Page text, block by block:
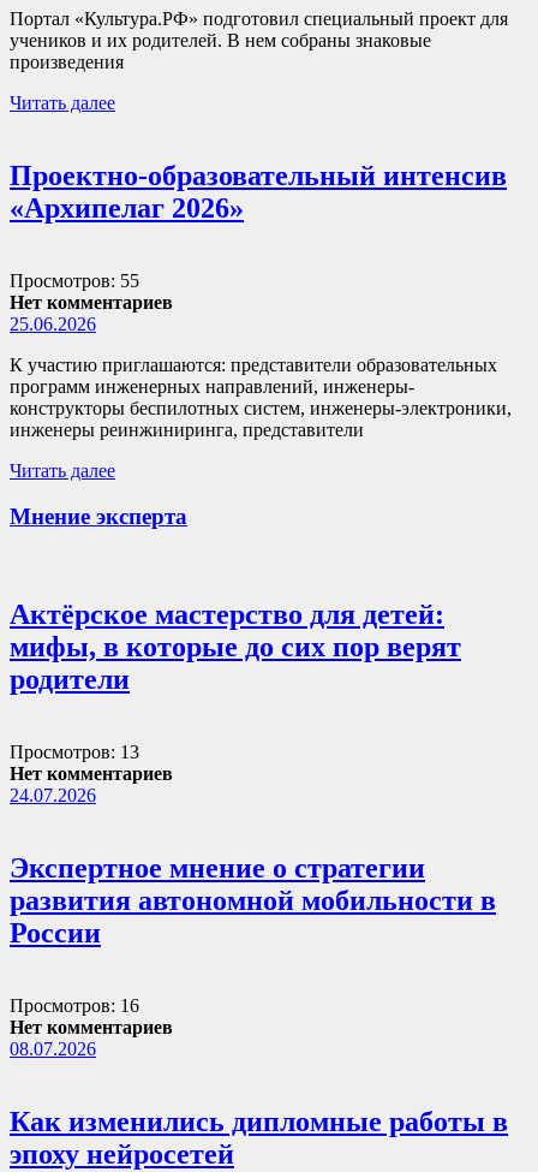
Портал «Культура.РФ» подготовил специальный проект для
учеников и их родителей. В нем собраны знаковые
произведения
Читать далее
Проектно-образовательный интенсив
«Архипелаг 2026»
Просмотров: 55
Нет комментариев
25.06.2026
К участию приглашаются: представители образовательных
программ инженерных направлений, инженеры-
конструкторы беспилотных систем, инженеры-электроники,
инженеры реинжиниринга, представители
Читать далее
Мнение эксперта
Актёрское мастерство для детей:
мифы, в которые до сих пор верят
родители
Просмотров: 13
Нет комментариев
24.07.2026
Экспертное мнение о стратегии
развития автономной мобильности в
России
Просмотров: 16
Нет комментариев
08.07.2026
Как изменились дипломные работы в
эпоху нейросетей